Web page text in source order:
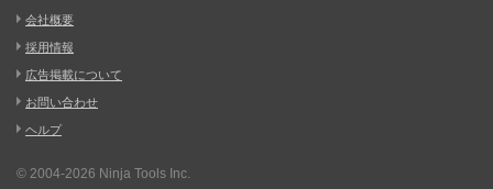
会社概要
採用情報
広告掲載について
お問い合わせ
ヘルプ
© 2004-2026 Ninja Tools Inc.